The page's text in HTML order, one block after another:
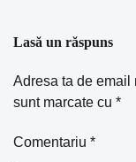
Lasă un răspuns
Adresa ta de email
sunt marcate cu *
Comentariu *